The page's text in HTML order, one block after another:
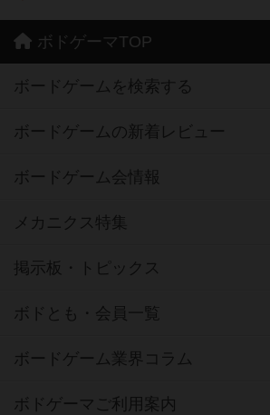
ボドゲーマTOP
ボードゲームを検索する
ボードゲームの新着レビュー
ボードゲーム会情報
メカニクス特集
掲示板・トピックス
ボドとも・会員一覧
ボードゲーム業界コラム
ボドゲーマご利用案内